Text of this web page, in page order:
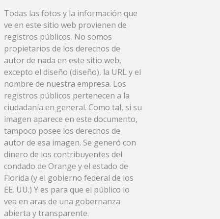
Todas las fotos y la información que
ve en este sitio web provienen de
registros públicos. No somos
propietarios de los derechos de
autor de nada en este sitio web,
excepto el diseño (diseño), la URL y el
nombre de nuestra empresa. Los
registros públicos pertenecen a la
ciudadanía en general. Como tal, si su
imagen aparece en este documento,
tampoco posee los derechos de
autor de esa imagen. Se generó con
dinero de los contribuyentes del
condado de Orange y el estado de
Florida (y el gobierno federal de los
EE. UU.) Y es para que el público lo
vea en aras de una gobernanza
abierta y transparente.